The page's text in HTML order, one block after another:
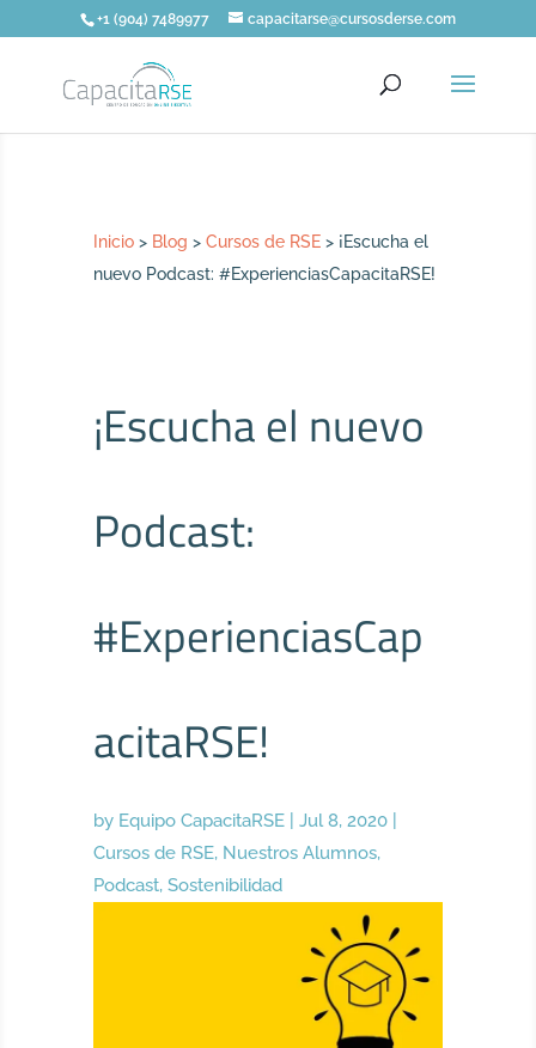
+1 (904) 7489977 capacitarse@cursosderse.com
Inicio > Blog >Cursos de RSE > ¡Escucha el
nuevo Podcast: #ExperienciasCapacitaRSE!
¡Escucha el nuevo
Podcast:
#ExperienciasCap
acitaRSE!
by Equipo CapacitaRSE |Jul 8, 2020
Cursos de RSE, Nuestros Alumnos,
Podcast,Sostenibilidad